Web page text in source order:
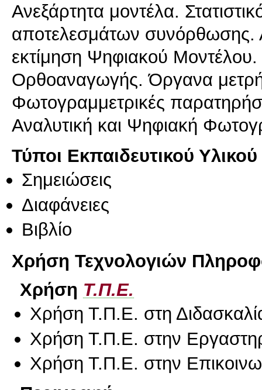
Ανεξάρτητα μοντέλα.
αποτελεσμάτων συνόρθωσης.
εκτίμηση Ψηφιακού
Oρθοαναγωγής. Όργανα
Φωτογραμμετρικές
Αναλυτική και Ψηφιακή
Τύποι Εκπαιδευτικού Υλικού
Σημειώσεις
Διαφάνειες
Βιβλίο
Χρήση Τεχνολογιών
Χρήση Τ.Π.Ε.
Χρήση Τ.Π.Ε. στη
Χρήση Τ.Π.Ε. στην
Χρήση Τ.Π.Ε. στην